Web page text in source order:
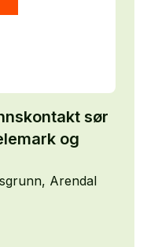
sør
og
Arendal